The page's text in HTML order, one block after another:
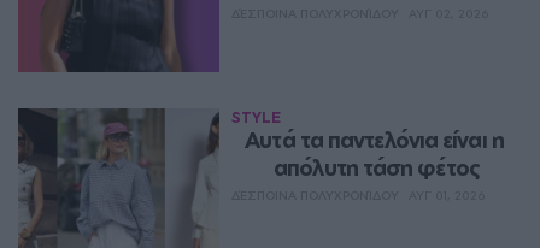
STYLE
Aυτά τα παντελόνια είναι η
απόλυτη τάση φέτος